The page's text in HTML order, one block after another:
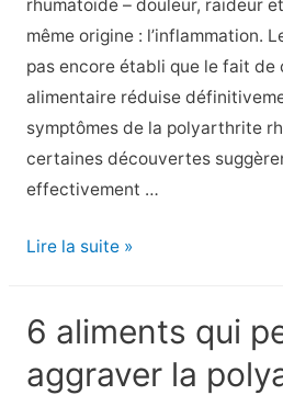
atténuer
les
symptômes
de
l’arthrite
psoriasique
rhumatoïde – douleur, raideur
même origine : l’inflammation.
pas encore établi que le fait de
alimentaire réduise
symptômes de la polyarthrite
certaines découvertes
effectivement …
8
combattent
l’inflammation
Lire la suite »
6 aliments qui
aggraver la